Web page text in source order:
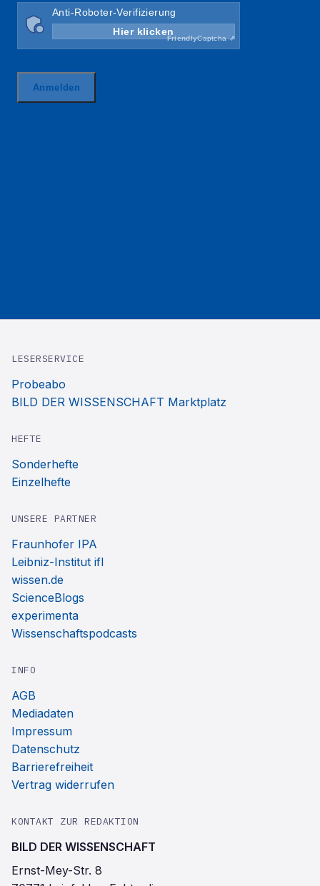
LESERSERVICE
Probeabo
BILD DER WISSENSCHAFT Marktplatz
HEFTE
Sonderhefte
Einzelhefte
UNSERE PARTNER
Fraunhofer IPA
Leibniz-Institut ifl
wissen.de
ScienceBlogs
experimenta
Wissenschaftspodcasts
INFO
AGB
Mediadaten
Impressum
Datenschutz
Barrierefreiheit
Vertrag widerrufen
KONTAKT ZUR REDAKTION
BILD DER WISSENSCHAFT
Ernst-Mey-Str. 8